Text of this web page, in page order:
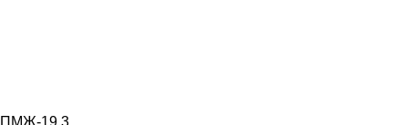
ПМЖ-19,3